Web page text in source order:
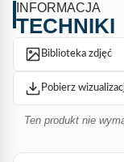
INFORMACJA
TECHNIKI
Biblioteka zdjęć
Pobierz
Ten produkt nie